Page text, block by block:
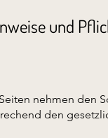
und
nehmen den
den